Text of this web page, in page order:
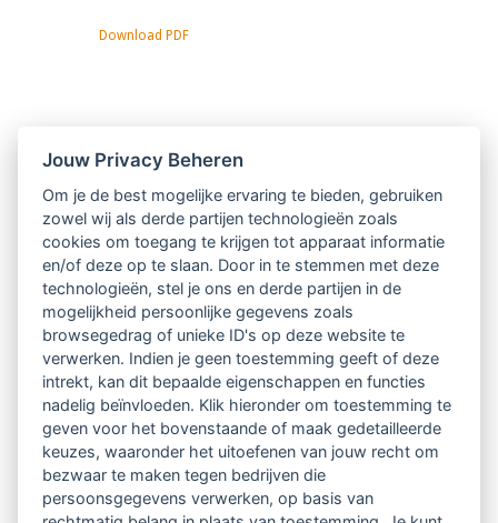
Download PDF
Nieuwsbrief
Ontvang 10 x per jaar de LVSC-
relatienieuwsbrief met o.a.:
vrij toegankelijke TsvB-artikelen
nieuws op het vlak van professioneel
begeleiden
informatie over LVSC-activiteiten
Aanmelden nieuwsbrief
Jouw Privacy Beheren
Om je de best mogelijke ervaring te bieden, gebruiken
zowel wij als derde partijen technologieën zoals
cookies om toegang te krijgen tot apparaat informatie
en/of deze op te slaan. Door in te stemmen met deze
technologieën, stel je ons en derde partijen in de
mogelijkheid persoonlijke gegevens zoals
browsegedrag of unieke ID's op deze website te
verwerken. Indien je geen toestemming geeft of deze
intrekt, kan dit bepaalde eigenschappen en functies
nadelig beïnvloeden. Klik hieronder om toestemming te
geven voor het bovenstaande of maak gedetailleerde
keuzes, waaronder het uitoefenen van jouw recht om
bezwaar te maken tegen bedrijven die
persoonsgegevens verwerken, op basis van